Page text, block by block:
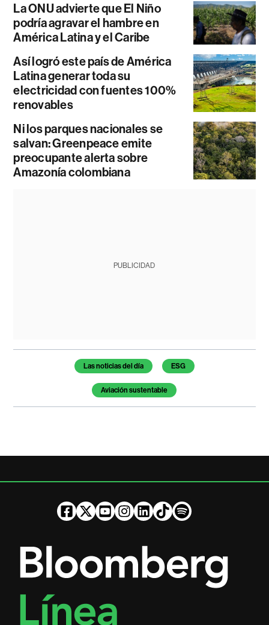
La ONU advierte que El Niño
podría agravar el hambre en
América Latina y el Caribe
Así logró este país de América
Latina generar toda su
electricidad con fuentes 100%
renovables
Ni los parques nacionales se
salvan: Greenpeace emite
preocupante alerta sobre
Amazonía colombiana
PUBLICIDAD
Temas de este artículo
Las noticias del día ESG
Aviación sustentable